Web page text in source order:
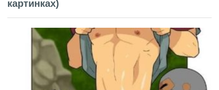
картинках)